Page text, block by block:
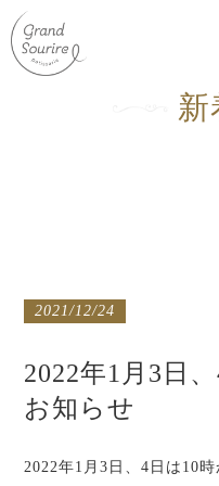
新
2021/12/24
2022年1月3日
お知らせ
2022年1月3日、4日は10